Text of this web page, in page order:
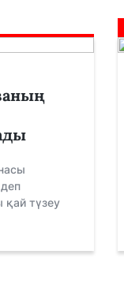
қай түзеу